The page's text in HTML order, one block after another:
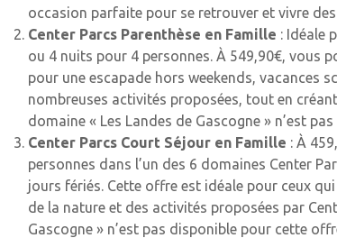
occasion parfaite pour se retrouver et vivre
Center Parcs Parenthèse en Famille : Idéale
ou 4 nuits pour 4 personnes. À 549,90€, vous
pour une escapade hors weekends, vacances
nombreuses activités proposées, tout en
domaine « Les Landes de Gascogne » n’est
Center Parcs Court Séjour en Famille : À
personnes dans l’un des 6 domaines Center
jours fériés. Cette offre est idéale pour ceux
de la nature et des activités proposées par
Gascogne » n’est pas disponible pour cette